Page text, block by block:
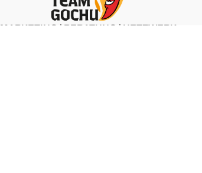
MARKETING | BERATUNG | NETZWERK